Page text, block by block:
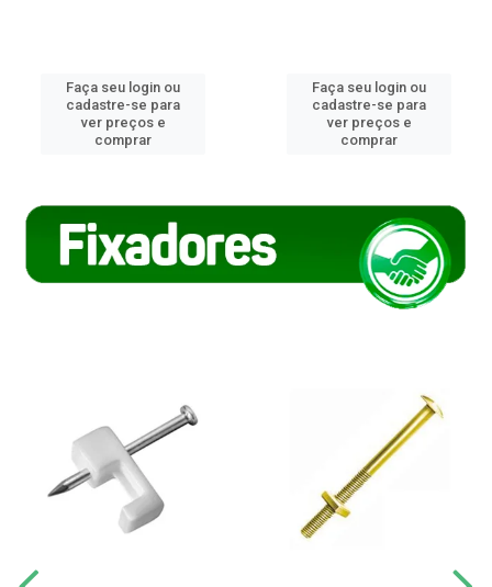
Faça seu login ou
cadastre-se para
ver preços e
comprar
Faça seu login ou
cadastre-se para
ver preços e
comprar